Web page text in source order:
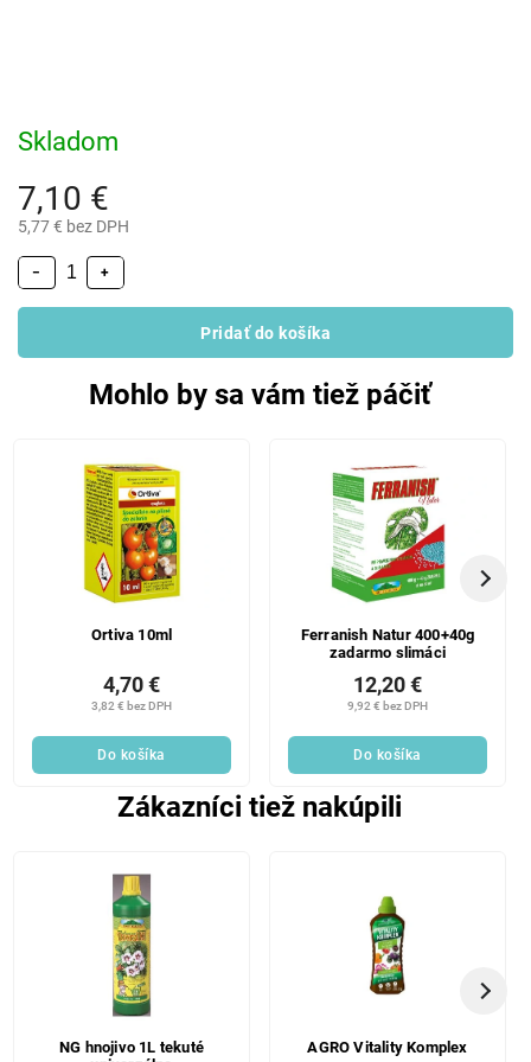
7,10 €
5,77 € bez DPH
Skladom
+
−
Pridať do košíka
Mohlo by sa vám tiež páčiť
Ortiva 10ml
3,82 € bez DPH
4,70 €
Do košíka
Ferranish Natur 400+40g
zadarmo slimáci
9,92 € bez DPH
12,20 €
Do košíka
Zákazníci tiež nakúpili
NG hnojivo 1L tekuté
AGRO Vitality Komplex